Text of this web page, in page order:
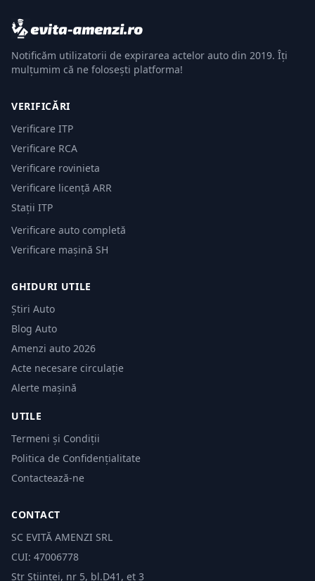
Notificăm utilizatorii de expirarea actelor auto din 2019. Îți
mulțumim că ne folosești platforma!
VERIFICĂRI
Verificare ITP
Verificare RCA
Verificare rovinieta
Verificare licență ARR
Stații ITP
Verificare auto completă
Verificare mașină SH
GHIDURI UTILE
Știri Auto
Blog Auto
Amenzi auto 2026
Acte necesare circulație
Alerte mașină
UTILE
Termeni și Condiții
Politica de Confidențialitate
Contactează-ne
CONTACT
SC EVITĂ AMENZI SRL
CUI: 47006778
Str Științei, nr 5, bl.D41, et 3